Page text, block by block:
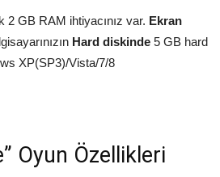
2 GB RAM ihtiyacınız var. Ekran
Hard diskinde 5 GB hard
XP(SP3)/Vista/7/8
Oyun Özellikleri